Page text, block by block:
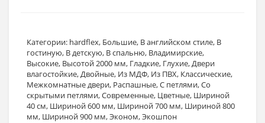
Категории: hardflex, Большие, В английском стиле, В
гостиную, В детскую, В спальню, Владимирские,
Высокие, Высотой 2000 мм, Гладкие, Глухие,Двери
влагостойкие,Двойные, Из МДФ, Из ПВХ, Классические,
Межкомнатные двери, Распашные,С петлями,Со
скрытыми петлями,Современные, Цветные, Шириной
40 см, Шириной 600 мм, Шириной 700 мм, Шириной 800
мм, Шириной 900 мм,Эконом,Экошпон